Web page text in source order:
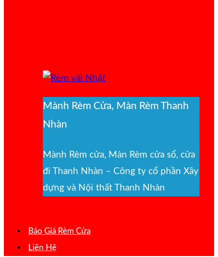
Mành Rèm Cửa, Màn Rèm Thanh
Nhàn
Mành Rèm cửa, Màn Rèm cửa sổ, cửa
đi Thanh Nhàn – Công ty cổ phần Xây
dựng và Nội thất Thanh Nhàn
Báo Giá Rèm Cửa
Liên Hệ